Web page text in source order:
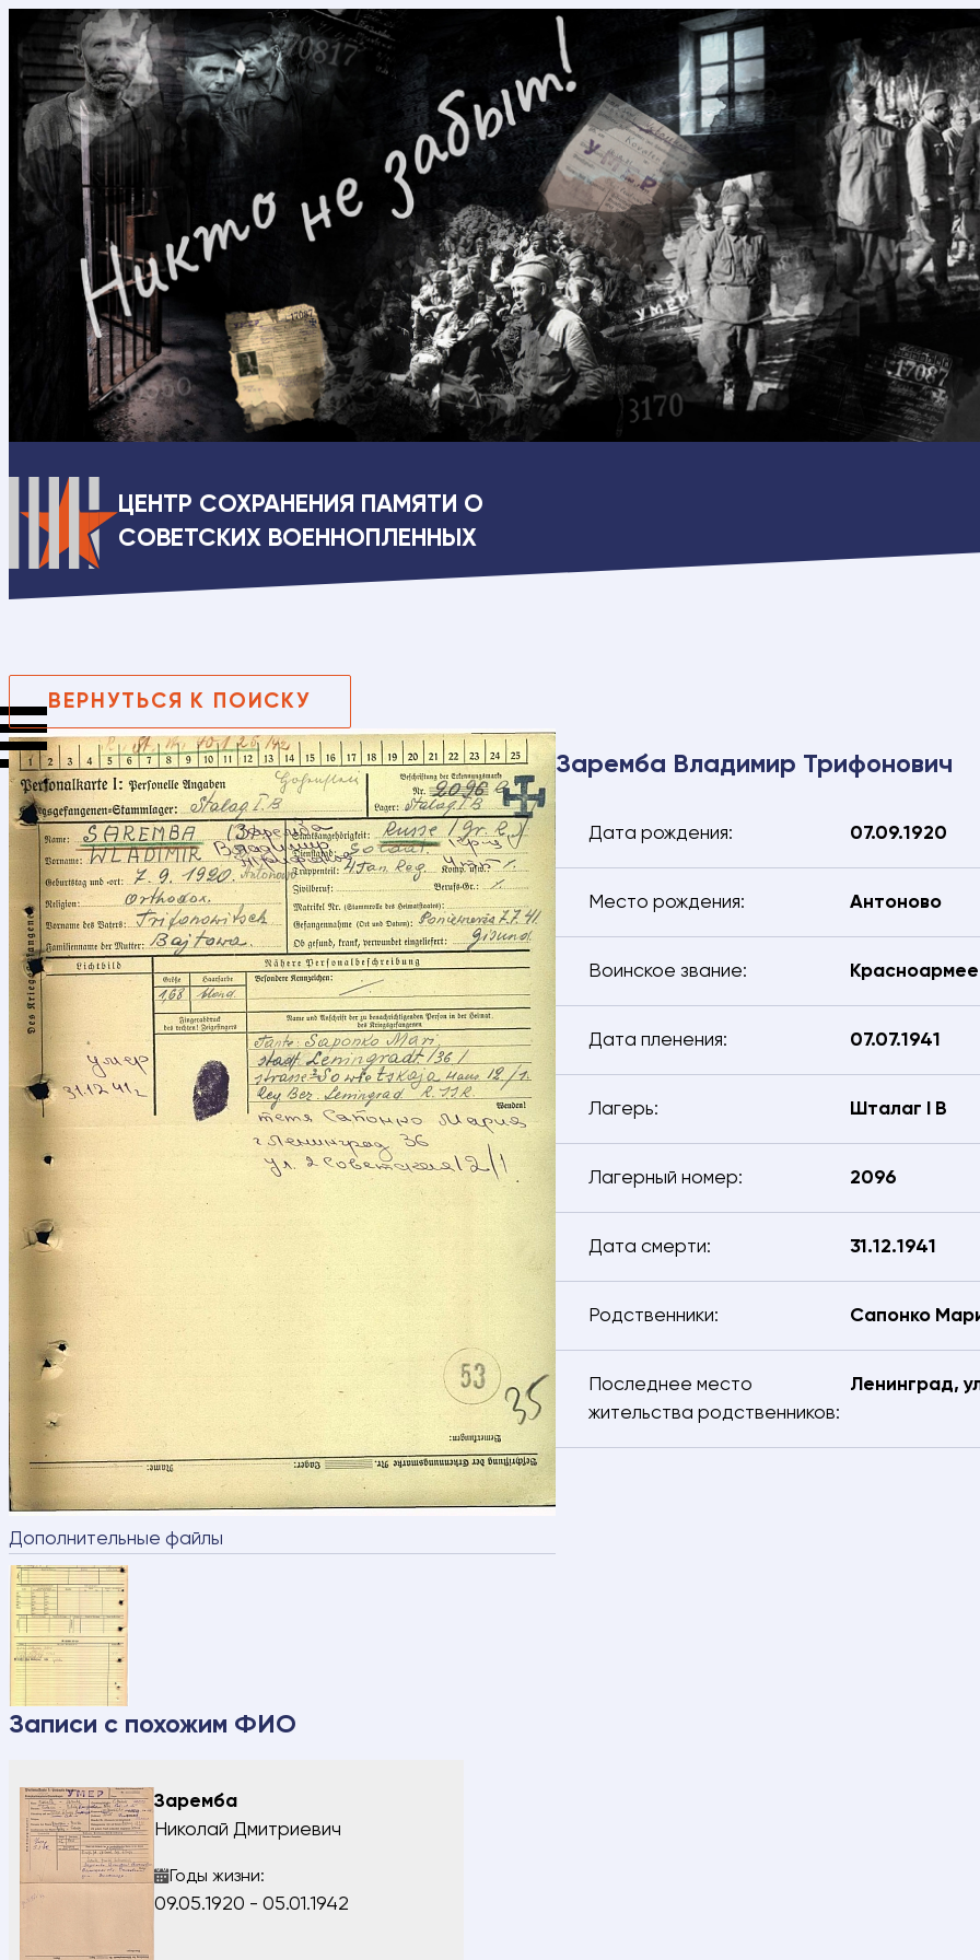
ЦЕНТР СОХРАНЕНИЯ ПАМЯТИ О
СОВЕТСКИХ ВОЕННОПЛЕННЫХ
ВЕРНУТЬСЯ К ПОИСКУ
Дополнительные файлы
Заремба Владимир Трифонович
Дата рождения: 07.09.1920
Место рождения: Антоново
Воинское звание:
Дата пленения: 07.07.1941
Лагерь: Шталаг I B
Лагерный номер: 2096
Дата смерти: 31.12.1941
Родственники: Сапонко
Последнее место
жительства родственников:
Ленинград,
Записи с похожим ФИО
Заремба
Николай Дмитриевич
Годы жизни:
09.05.1920 - 05.01.1942
Свяжитесь с нами – мы поможем найти:
Ваше имя Электронная почта
Ваш номер телефона Ваш город
ФИО разыскиваемого
Дата рождения разыскиваемого
Сообщение